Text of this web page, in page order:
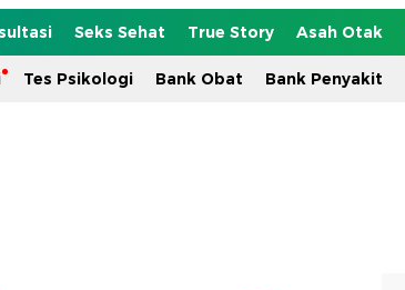
Seks Sehat True Story Asah Otak
Tes Psikologi Bank Obat Bank Penyakit